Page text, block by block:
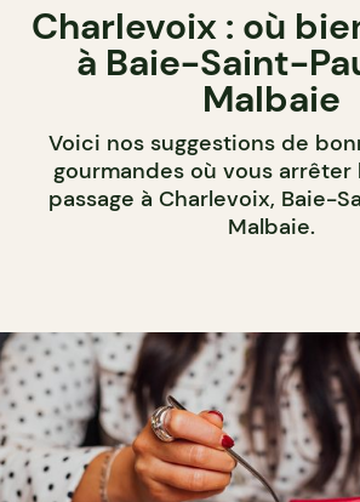
Charlevoix : où
à Baie-Saint-
Malbaie
Voici nos suggestions de
gourmandes où vous
passage à Charlevoix, Baie-
Malbaie.